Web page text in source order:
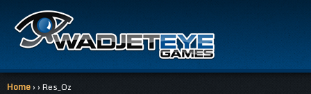
Home › › Res_Oz